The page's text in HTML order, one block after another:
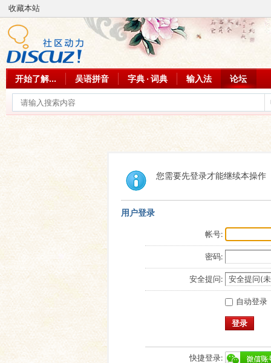
收藏本站
开始了解... 吴语拼音 字典 · 词典 输入法 论坛
您需要先登录才能继续本操作
用户登录
帐号:
密码:
安全提问:
自动登录
登录
快捷登录: